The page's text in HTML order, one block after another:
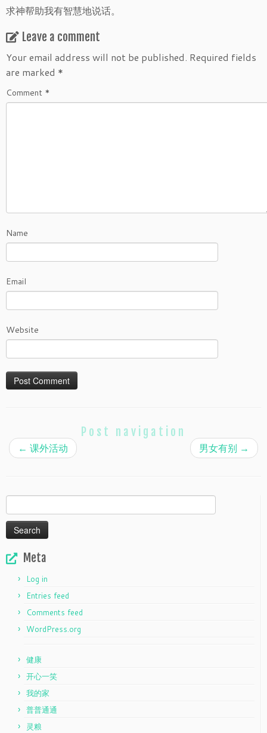
求神帮助我有智慧地说话。
Leave a comment
Your email address will not be published. Required fields
are marked *
Comment *
Name
Email
Website
Post navigation
← 课外活动 男女有别 →
for:
Meta
Log in
Entries feed
Comments feed
WordPress.org
健康
开心一笑
我的家
普普通通
灵粮